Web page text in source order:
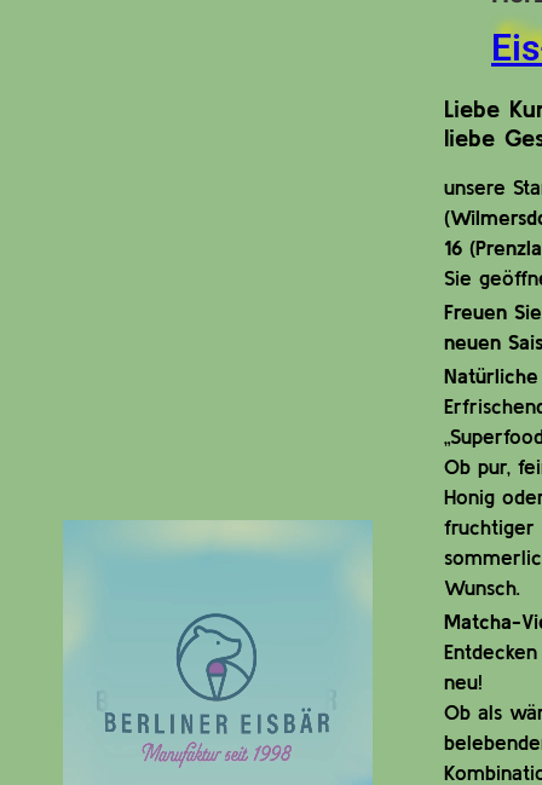
Liebe
liebe
unsere
16
Sie
Freuen
neuen
Ob pur,
Honig
fruchtiger
Wunsch.
Matcha-
neu!
Ob als